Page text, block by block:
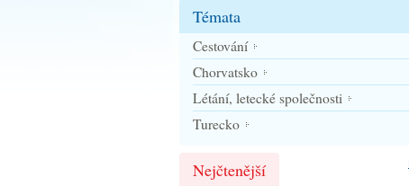
Témata
Cestování
Chorvatsko
Létání, letecké společnosti
Turecko
Nejčtenější